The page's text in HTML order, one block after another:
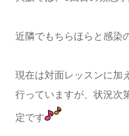
近隣でもちらほらと感染
現在は対面レッスンに加
行っていますが、状況次
定です